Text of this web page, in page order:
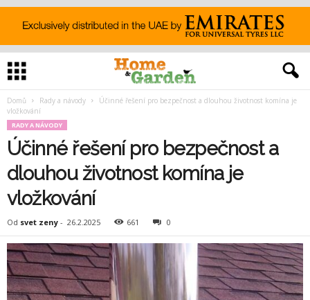
Domů Rady a návody
Účinné řešení pro bezpečnost a dlouhou životnost komína je
vložkování
RADY A NÁVODY
Účinné řešení pro bezpečnost a
dlouhou životnost komína je
vložkování
Od svet zeny - 26.2.2025 661 0